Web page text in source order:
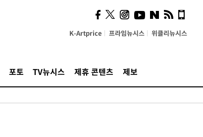
K-Artprice 프라임뉴시스 위클리뉴시스
포토 TV뉴시스 제휴 콘텐츠 제보
사이 해답 찾았죠"…알을
깨고 나온 '초자아'